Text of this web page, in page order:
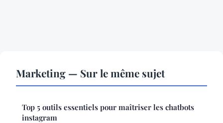
Marketing — Sur le même sujet
Top 5 outils essentiels pour maîtriser les chatbots
instagram